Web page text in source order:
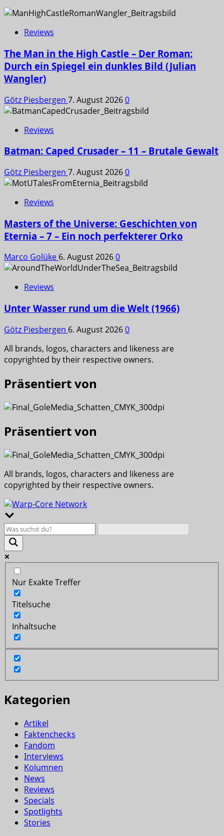
Reviews
The Man in the High Castle – Der Roman:
Durch ein Spiegel ein dunkles Bild (Julian
Wangler)
Götz Piesbergen 7. August 20260
Reviews
Batman: Caped Crusader – 11 – Brutale Gewalt
Götz Piesbergen 7. August 20260
Reviews
Masters of the Universe: Geschichten von
Eternia – 7 – Ein noch perfekterer Orko
Marco Golüke 6. August 20260
Reviews
Unter Wasser rund um die Welt (1966)
Götz Piesbergen 6. August 20260
All brands, logos, characters and likeness are
copyrighted by their respective owners.
Präsentiert von
Präsentiert von
All brands, logos, characters and likeness are
copyrighted by their respective owners.
Nur Exakte Treffer
Titelsuche
Inhaltsuche
Kategorien
Artikel
Faktenchecks
Fandom
Interviews
Kolumnen
News
Reviews
Specials
Spotlights
Stories